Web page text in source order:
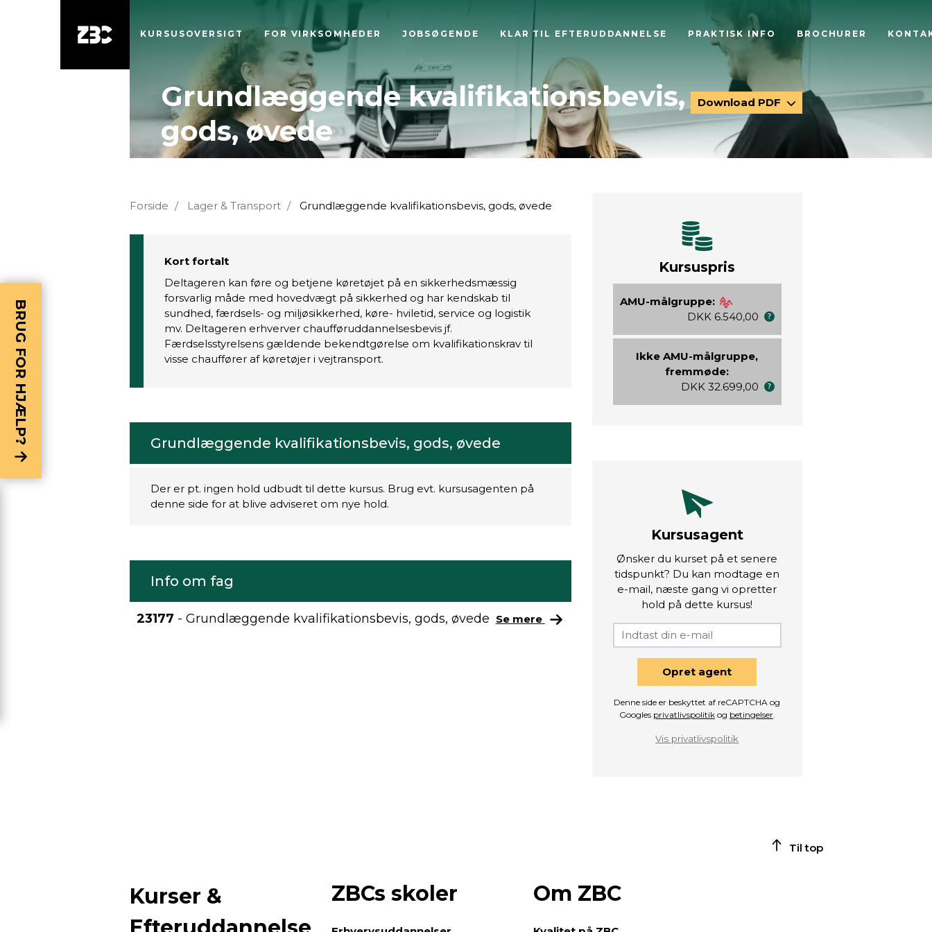
KURSUSOVERSIGT FOR VIRKSOMHEDER JOBSØGENDE KLAR TIL EFTERUDDANNELSE PRAKTISK INFO BROCHURER
Grundlæggende kvalifikationsbevis,
gods, øvede
Download PDF
Forside Lager & Transport Grundlæggende kvalifikationsbevis, gods, øvede
Kort fortalt
Deltageren kan føre og betjene køretøjet på en sikkerhedsmæssig
forsvarlig måde med hovedvægt på sikkerhed og har kendskab til
sundhed, færdsels- og miljøsikkerhed, køre- hviletid, service og logistik
mv. Deltageren erhverver chaufføruddannelsesbevis jf.
Færdselsstyrelsens gældende bekendtgørelse om kvalifikationskrav til
visse chauffører af køretøjer i vejtransport.
Grundlæggende kvalifikationsbevis, gods, øvede
Der er pt. ingen hold udbudt til dette kursus. Brug evt. kursusagenten på
denne side for at blive adviseret om nye hold.
Info om fag
23177 - Grundlæggende kvalifikationsbevis, gods, øvede Se mere
Kursuspris
AMU-målgruppe:
DKK 6.540,00
Ikke AMU-målgruppe,
fremmøde:
DKK 32.699,00
Kursusagent
Ønsker du kurset på et senere
tidspunkt? Du kan modtage en
e-mail, næste gang vi opretter
hold på dette kursus!
Opret agent
Denne side er beskyttet af reCAPTCHA og
Googles privatlivspolitikog betingelser.
Vis privatlivspolitik
BRUG FOR HJÆLP?
Til top
Kurser &
ZBCs skoler Om ZBC